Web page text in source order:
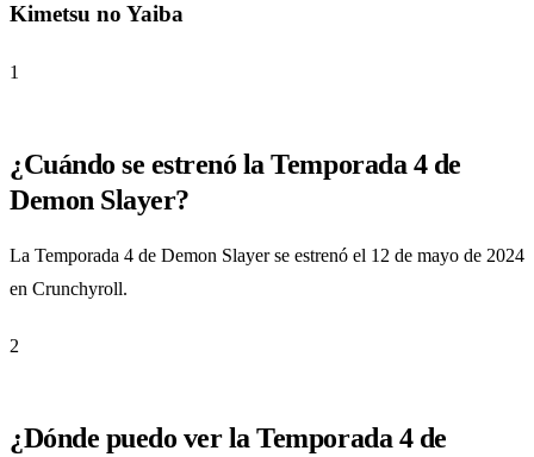
Kimetsu no Yaiba
1
¿Cuándo se estrenó la Temporada 4 de
Demon Slayer?
La Temporada 4 de Demon Slayer se estrenó el 12 de mayo de 2024
en Crunchyroll.
2
¿Dónde puedo ver la Temporada 4 de